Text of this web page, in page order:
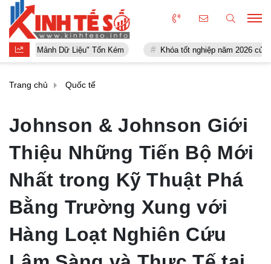
Liệu" Tốn Kém Khóa tốt nghiệp năm 2026 của ISHCMC ghi
Trang chủ Quốc tế
Johnson & Johnson Giới
Thiệu Những Tiến Bộ Mới
Nhất trong Kỹ Thuật Phá
Bằng Trường Xung với
Hàng Loạt Nghiên Cứu